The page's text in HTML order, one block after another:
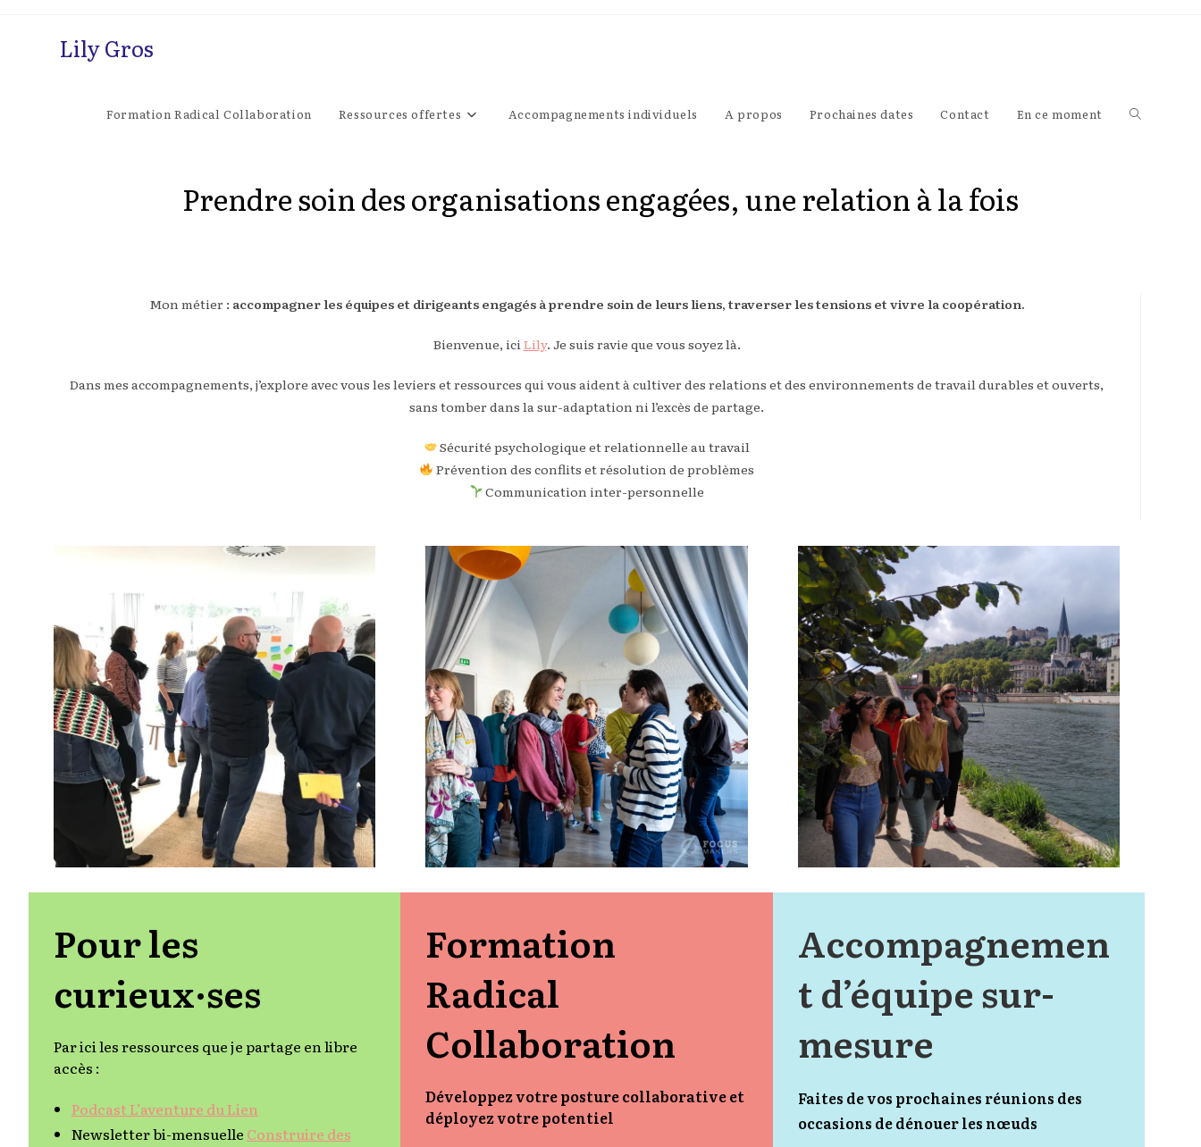
Lily Gros
Formation Radical Collaboration Ressources offertes Accompagnements individuels A propos Prochaines dates Contact En ce moment Toggle
Prendre soin des organisations engagées, une relation à la fois
Mon métier : accompagner les équipes et dirigeants engagés à prendre soin de leurs liens, traverser les tensions et vivre la coopération.
Bienvenue, iciLily. Je suis ravie que vous soyez là.
Dans mes accompagnements, j’explore avec vous les leviers et ressources qui vous aident à cultiver des relations et des environnements de travail durables et ouverts,
sans tomber dans la sur-adaptation ni l’excès de partage.
Sécurité psychologique et relationnelle au travail
Prévention des conflits et résolution de problèmes
Communication inter-personnelle
Pour les
curieux·ses
Par ici les ressources que je partage en libre
accès :
Podcast L’aventure du Lien
Newsletter bi-mensuelle Construire des
Formation
Radical
Collaboration
Développez votre posture collaborative et
déployez votre potentiel
Accompagnemen
t d’équipe sur-
mesure
Faites de vos prochaines réunions des
occasions de dénouer les nœuds